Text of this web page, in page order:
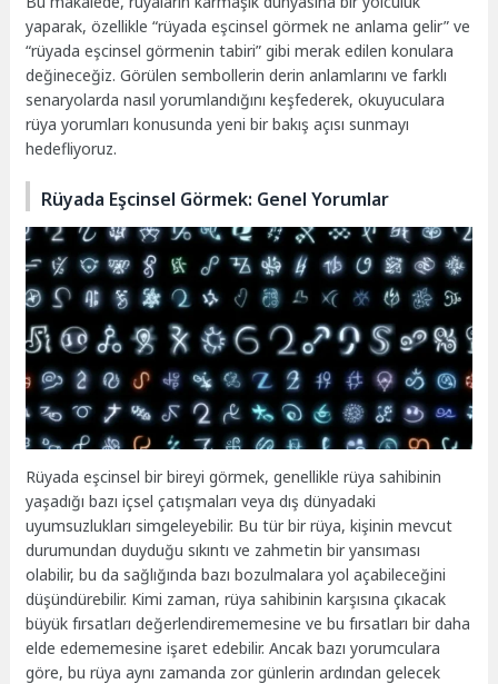
yaparak, özellikle “rüyada eşcinsel görmek ne anlama gelir” ve
“rüyada eşcinsel görmenin tabiri” gibi merak edilen konulara
değineceğiz. Görülen sembollerin derin anlamlarını ve farklı
senaryolarda nasıl yorumlandığını keşfederek, okuyuculara
rüya yorumları konusunda yeni bir bakış açısı sunmayı
hedefliyoruz.
Rüyada Eşcinsel Görmek: Genel Yorumlar
Rüyada eşcinsel bir bireyi görmek, genellikle rüya sahibinin
yaşadığı bazı içsel çatışmaları veya dış dünyadaki
uyumsuzlukları simgeleyebilir. Bu tür bir rüya, kişinin mevcut
durumundan duyduğu sıkıntı ve zahmetin bir yansıması
olabilir, bu da sağlığında bazı bozulmalara yol açabileceğini
düşündürebilir. Kimi zaman, rüya sahibinin karşısına çıkacak
büyük fırsatları değerlendirememesine ve bu fırsatları bir daha
elde edememesine işaret edebilir. Ancak bazı yorumculara
göre, bu rüya aynı zamanda zor günlerin ardından gelecek